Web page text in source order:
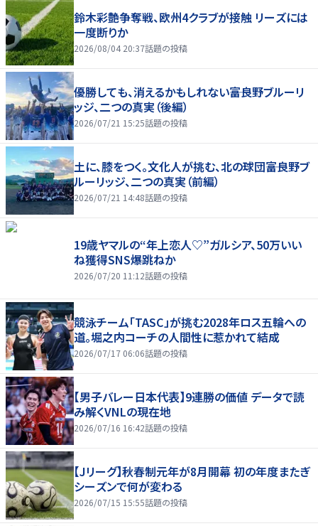
鈴木彩艶争奪戦、欧州4クラブが接触 リーズには
一度断りか
2026/08/04 20:37話題の投稿
優勝しても、消えるかもしれない――富良野ブルーリ
ッジ、二つの真実（後編）
2026/07/21 15:25話題の投稿
土に、膝をつく。文化人が挑む、北の球団――富良野ブ
ルーリッジ、二つの真実（前編）
2026/07/21 14:48話題の投稿
19歳ヤマルの“年上恋人♡”ガルシア、50万いい
ね獲得SNS爆跳ねか
2026/07/20 11:12話題の投稿
競泳チーム「TASC」が挑む2028年ロス五輪への
道。堀之内コーチの人間性に惹かれて結成
2026/07/17 06:06話題の投稿
【男子バレー日本代表】9連勝の価値 データで読
み解くVNLの現在地
2026/07/16 16:42話題の投稿
【Jリーグ】秋春制元年が8月開幕 初の年度またぎ
シーズンで何が変わる
2026/07/15 15:55話題の投稿